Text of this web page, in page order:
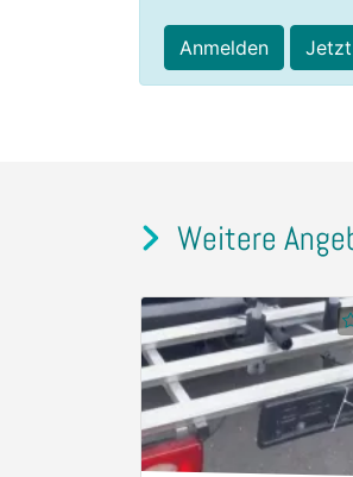
Anmelden
Weitere